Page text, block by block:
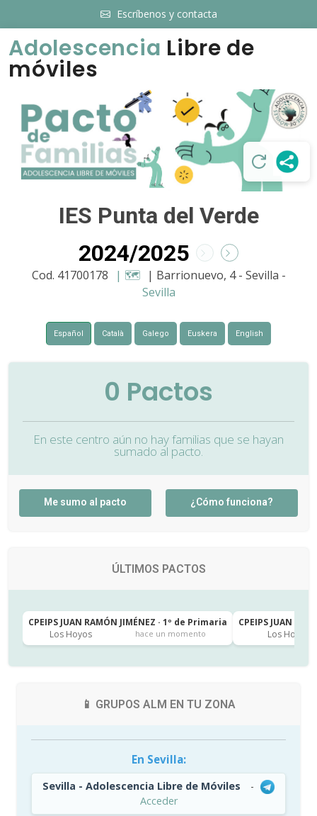
Escríbenos y contacta
Adolescencia Libre de
móviles
IES Punta del Verde
2024/2025
Cod. 41700178 | 🗺️ | Barrionuevo, 4 - Sevilla -
Sevilla
Español Català Galego Euskera English
0 Pactos
En este centro aún no hay familias que se hayan
sumado al pacto.
Me sumo al pacto ¿Cómo funciona?
ÚLTIMOS PACTOS
CPEIPS JUAN RAMÓN JIMÉNEZ · 1º de Primaria
Los Hoyos
hace un momento
CPEIPS JUAN
Los Hoyos
📱 GRUPOS ALM EN TU ZONA
En Sevilla:
Sevilla - Adolescencia Libre de Móviles
-
Acceder